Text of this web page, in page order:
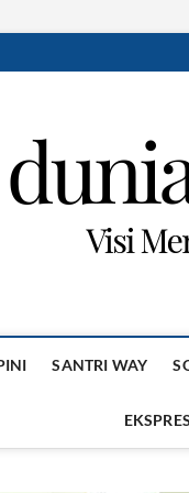
SANTRI WAY